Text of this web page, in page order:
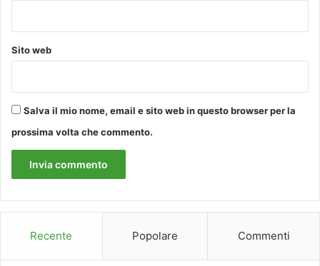
i
a
r
t
a
l
i
o
i
u
Sito web
Salva il mio nome, email e sito web in questo browser per la
prossima volta che commento.
Recente Popolare Commenti